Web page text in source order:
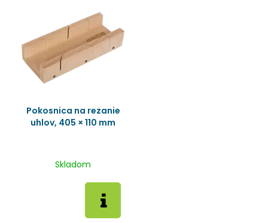
Pokosnica na rezanie
uhlov, 405 × 110 mm
Skladom